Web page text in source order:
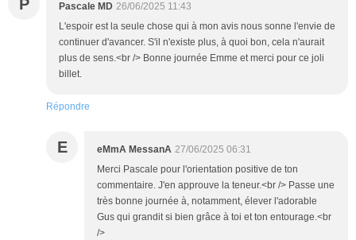
P Pascale MD 26/06/2025 11:43
L'espoir est la seule chose qui à mon avis nous sonne l'envie de
continuer d'avancer. S'il n'existe plus, à quoi bon, cela n'aurait
plus de sens.<br /> Bonne journée Emme et merci pour ce joli
billet.
Répondre
E eMmA MessanA 27/06/2025 06:31
Merci Pascale pour l'orientation positive de ton
commentaire. J'en approuve la teneur.<br /> Passe une
très bonne journée à, notamment, élever l'adorable
Gus qui grandit si bien grâce à toi et ton entourage.<br
/>